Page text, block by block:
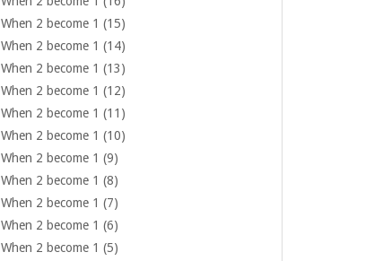
When 2 become 1 (15)
When 2 become 1 (14)
When 2 become 1 (13)
When 2 become 1 (12)
When 2 become 1 (11)
When 2 become 1 (10)
When 2 become 1 (9)
When 2 become 1 (8)
When 2 become 1 (7)
When 2 become 1 (6)
When 2 become 1 (5)